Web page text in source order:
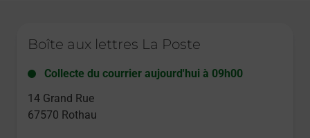
Boîte aux lettres La Poste
Collecte du courrier aujourd'hui à 09h00
14 Grand Rue
67570 Rothau